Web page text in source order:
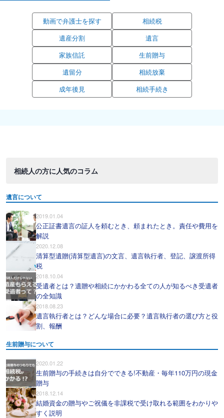
動画で弁護士を探す
相続税
遺産分割
遺言
家族信託
生前贈与
遺留分
相続放棄
成年後見
相続手続き
相続人の方に人気のコラム
遺言について
2019.01.04
公正証書遺言の証人を頼むとき、頼まれたとき。責任や費用を
解説
2020.12.08
清算型遺贈(清算型遺言)の文言、遺言執行者、登記、譲渡所得
税
2018.10.04
受遺者とは？遺贈や相続にかかわる全ての人が知るべき受遺者
の全知識
2018.08.23
遺言執行者とは？どんな場合に必要？遺言執行者の選び方と役
割、報酬
生前贈与について
2020.01.22
生前贈与の手続きは自分でできる!不動産・毎年110万円の現金
贈与
2018.12.14
結婚資金の贈与やご祝儀を非課税で受け取れる範囲をわかりや
すく説明